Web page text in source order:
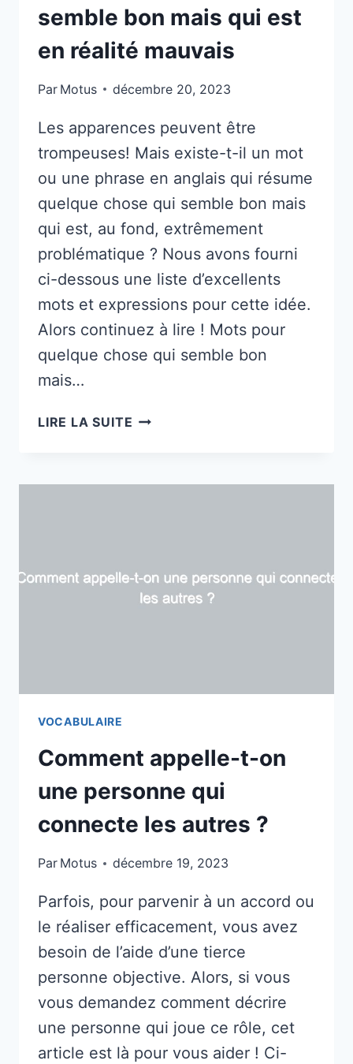
semble bon mais qui est
en réalité mauvais
Par Motus décembre 20, 2023
Les apparences peuvent être
trompeuses! Mais existe-t-il un mot
ou une phrase en anglais qui résume
quelque chose qui semble bon mais
qui est, au fond, extrêmement
problématique ? Nous avons fourni
ci-dessous une liste d’excellents
mots et expressions pour cette idée.
Alors continuez à lire ! Mots pour
quelque chose qui semble bon
mais…
LIRE LA SUITE 14
BON
MAIS
MAUVAIS
VOCABULAIRE
Comment appelle-t-on
une personne qui
connecte les autres ?
Par Motus décembre 19, 2023
Parfois, pour parvenir à un accord ou
le réaliser efficacement, vous avez
besoin de l’aide d’une tierce
personne objective. Alors, si vous
vous demandez comment décrire
une personne qui joue ce rôle, cet
article est là pour vous aider ! Ci-